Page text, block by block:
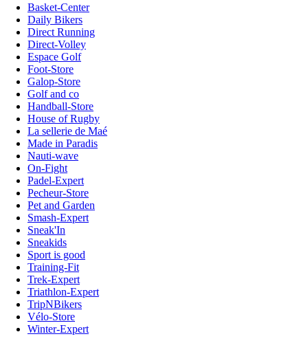
Basket-Center
Daily Bikers
Direct Running
Direct-Volley
Espace Golf
Foot-Store
Galop-Store
Golf and co
Handball-Store
House of Rugby
La sellerie de Maé
Made in Paradis
Nauti-wave
On-Fight
Padel-Expert
Pecheur-Store
Pet and Garden
Smash-Expert
Sneak'In
Sneakids
Sport is good
Training-Fit
Trek-Expert
Triathlon-Expert
TripNBikers
Vélo-Store
Winter-Expert